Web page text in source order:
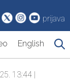
prijava
English
13:44 |